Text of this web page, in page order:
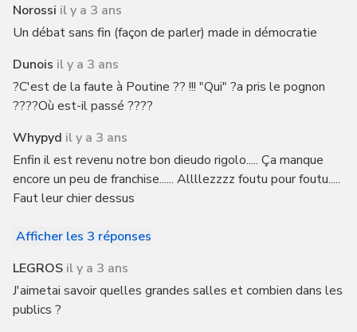
Norossi il y a 3 ans
Un débat sans fin (façon de parler) made in démocratie
Dunois il y a 3 ans
?C'est de la faute à Poutine ?? !!! "Qui" ?a pris le pognon
????Où est-il passé ????
Whypyd il y a 3 ans
Enfin il est revenu notre bon dieudo rigolo..... Ça manque
encore un peu de franchise...... Allllezzzz foutu pour foutu.....
Faut leur chier dessus
Afficher les 3 réponses
LEGROS il y a 3 ans
J'aimetai savoir quelles grandes salles et combien dans les
publics ?